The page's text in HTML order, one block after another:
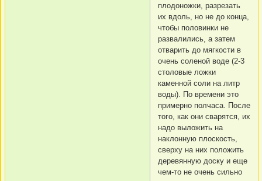
плодоножки, разрезать
их вдоль, но не до конца,
чтобы половинки не
развалились, а затем
отварить до мягкости в
очень соленой воде (2-3
столовые ложки
каменной соли на литр
воды). По времени это
примерно полчаса. После
того, как они сварятся, их
надо выложить на
наклонную плоскость,
сверху на них положить
деревянную доску и еще
чем-то не очень сильно